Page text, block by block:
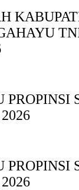
PROPINSI
PROPINSI